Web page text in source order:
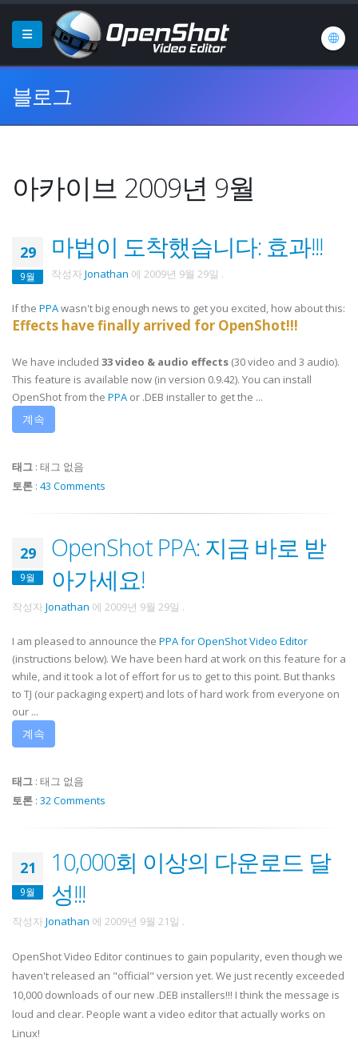
블로그
아카이브 2009년 9월
29
9월
마법이 도착했습니다: 효과!!!
작성자Jonathan 에 2009년 9월 29일 .
If the PPAwasn't big enough news to get you excited, how about this:
Effects have finally arrived for OpenShot!!!
We have included 33video & audio effects (30 video and 3 audio).
This feature is available now (in version 0.9.42). You can install
OpenShot from the PPA or .DEB installer to get the ...
계속
태그 : 태그 없음
토론 : 43 Comments
29
9월
OpenShot PPA: 지금 바로 받
아가세요!
작성자Jonathan 에 2009년 9월 29일 .
I am pleased to announce the PPA for OpenShot Video Editor
(instructions below). We have been hard at work on this feature for a
while, and it took a lot of effort for us to get to this point. But thanks
to TJ (our packaging expert) and lots of hard work from everyone on
our ...
계속
태그 : 태그 없음
토론 : 32 Comments
21
9월
10,000회 이상의 다운로드 달
성!!!
작성자Jonathan 에 2009년 9월 21일 .
OpenShot Video Editor continues to gain popularity, even though we
haven't released an "official" version yet. We just recently exceeded
10,000 downloads of our new .DEB installers!!! I think the message is
loud and clear. People want a video editor that actually works on
Linux!